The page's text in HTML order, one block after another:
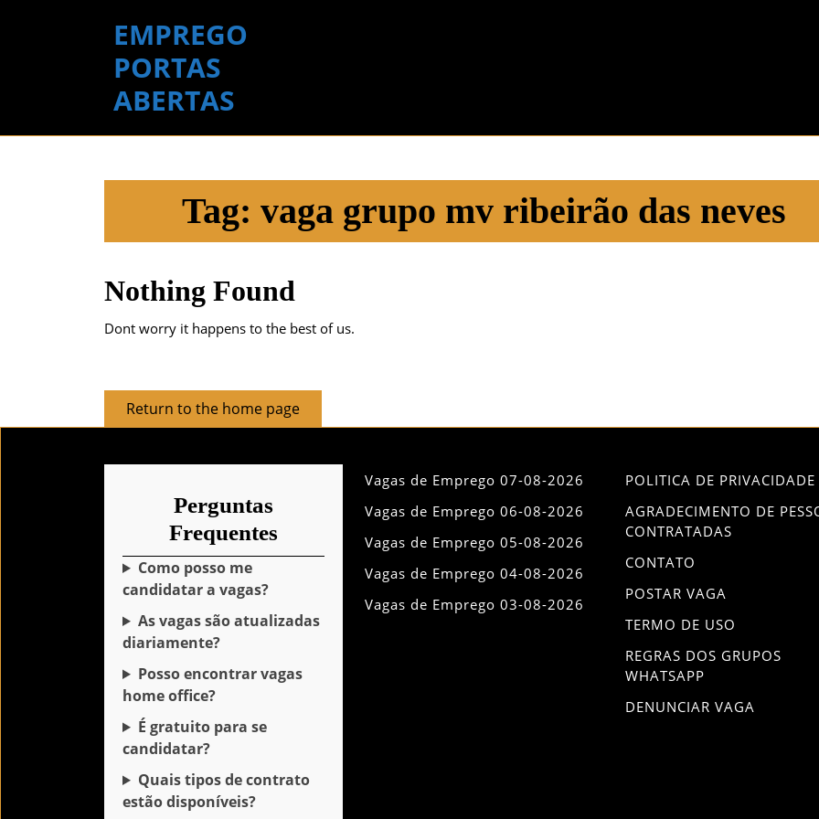
EMPREGO
PORTAS
ABERTAS
Tag: vaga grupo mv ribeirão das neves
Nothing Found
Dont worry it happens to the best of us.
Return to the home pageReturn
to
Perguntas
Frequentes
Como posso me
candidatar a vagas?
As vagas são atualizadas
diariamente?
Posso encontrar vagas
home office?
É gratuito para se
candidatar?
Quais tipos de contrato
estão disponíveis?
Vagas de Emprego 07-08-2026
Vagas de Emprego 06-08-2026
Vagas de Emprego 05-08-2026
Vagas de Emprego 04-08-2026
Vagas de Emprego 03-08-2026
POLITICA DE PRIVACIDADE
AGRADECIMENTO DE
CONTRATADAS
CONTATO
POSTAR VAGA
TERMO DE USO
REGRAS DOS GRUPOS
WHATSAPP
DENUNCIAR VAGA